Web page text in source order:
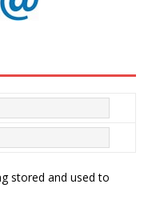
stored and used to